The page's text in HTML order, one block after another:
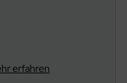
erfahren